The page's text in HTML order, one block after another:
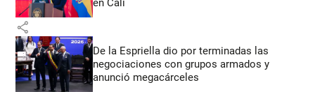
en Cali
share
De la Espriella dio por terminadas las
negociaciones con grupos armados y
anunció megacárceles